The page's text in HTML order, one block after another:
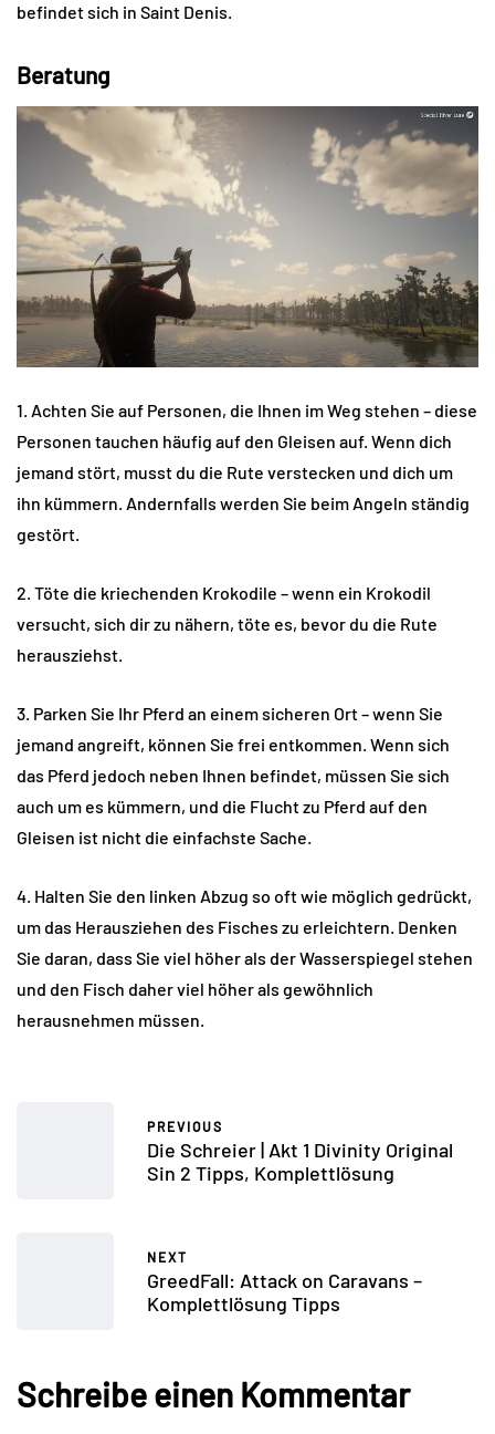
befindet sich in Saint Denis.
Beratung
1. Achten Sie auf Personen, die Ihnen im Weg stehen – diese
Personen tauchen häufig auf den Gleisen auf. Wenn dich
jemand stört, musst du die Rute verstecken und dich um
ihn kümmern. Andernfalls werden Sie beim Angeln ständig
gestört.
2. Töte die kriechenden Krokodile – wenn ein Krokodil
versucht, sich dir zu nähern, töte es, bevor du die Rute
herausziehst.
3. Parken Sie Ihr Pferd an einem sicheren Ort – wenn Sie
jemand angreift, können Sie frei entkommen. Wenn sich
das Pferd jedoch neben Ihnen befindet, müssen Sie sich
auch um es kümmern, und die Flucht zu Pferd auf den
Gleisen ist nicht die einfachste Sache.
4. Halten Sie den linken Abzug so oft wie möglich gedrückt,
um das Herausziehen des Fisches zu erleichtern. Denken
Sie daran, dass Sie viel höher als der Wasserspiegel stehen
und den Fisch daher viel höher als gewöhnlich
herausnehmen müssen.
PREVIOUS
Die Schreier | Akt 1 Divinity Original
Sin 2 Tipps, Komplettlösung
NEXT
GreedFall: Attack on Caravans –
Komplettlösung Tipps
Schreibe einen Kommentar